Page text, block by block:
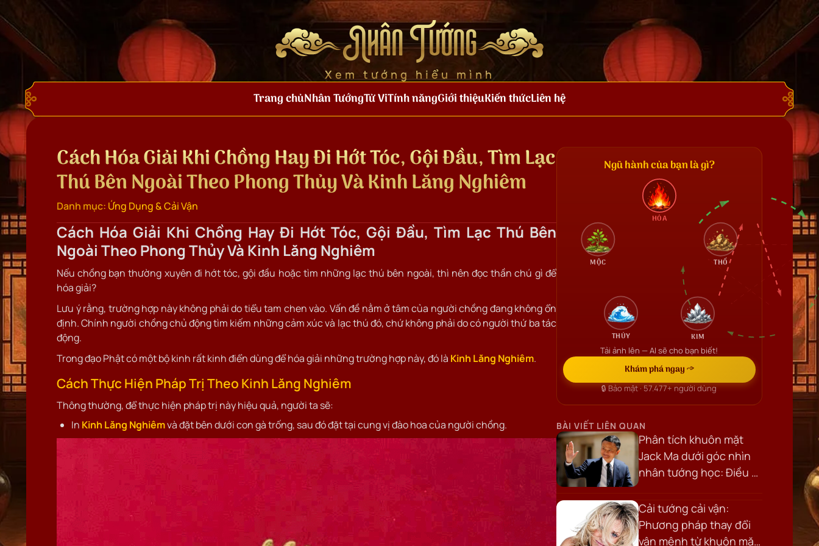
Nhân Tướng
Xem tướng hiểu mình
Trang chủNhân TướngTử ViTính năngGiới thiệuKiến thứcLiên hệ
Cách Hóa Giải Khi Chồng Hay Đi Hớt Tóc, Gội Đầu, Tìm Lạc
Thú Bên Ngoài Theo Phong Thủy Và Kinh Lăng Nghiêm
Danh mục: Ứng Dụng & Cải Vận
Cách Hóa Giải Khi Chồng Hay Đi Hớt Tóc, Gội Đầu, Tìm Lạc Thú Bên
Ngoài Theo Phong Thủy Và Kinh Lăng Nghiêm
Nếu chồng bạn thường xuyên đi hớt tóc, gội đầu hoặc tìm những lạc thú bên ngoài, thì nên đọc thần chú gì để
hóa giải?
Lưu ý rằng, trường hợp này không phải do tiểu tam chen vào. Vấn đề nằm ở tâm của người chồng đang không ổn
định. Chính người chồng chủ động tìm kiếm những cảm xúc và lạc thú đó, chứ không phải do có người thứ ba tác
động.
Trong đạo Phật có một bộ kinh rất kinh điển dùng để hóa giải những trường hợp này, đó là Kinh Lăng Nghiêm.
Cách Thực Hiện Pháp Trị Theo Kinh Lăng Nghiêm
Thông thường, để thực hiện pháp trị này hiệu quả, người ta sẽ:
In Kinh Lăng Nghiêmvà đặt bên dưới con gà trống, sau đó đặt tại cung vị đào hoa của người chồng.
Ngũ hành của bạn là gì?
HỎA
THỔ
KIM
THỦY
MỘC
Tải ảnh lên — AI sẽ cho bạn biết!
Khám phá ngay →
🔒 Bảo mật ·57.477+người dùng
BÀI VIẾT LIÊN QUAN
Phân tích khuôn mặt
Jack Ma dưới góc nhìn
nhân tướng học: Điều gì
một nhà lãnh đạo?
Cải tướng cải vận:
Phương pháp thay đổi
vận mệnh từ khuôn mặt